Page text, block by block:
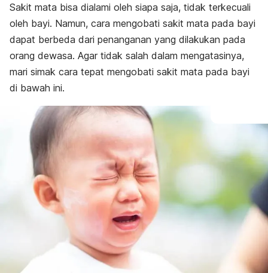
Kapan harus ke dokter?
Sakit mata bisa dialami oleh siapa saja, tidak terkecuali
oleh bayi. Namun, cara mengobati sakit mata pada bayi
dapat berbeda dari penanganan yang dilakukan pada
orang dewasa. Agar tidak salah dalam mengatasinya,
mari simak cara tepat mengobati sakit mata pada bayi
di bawah ini.